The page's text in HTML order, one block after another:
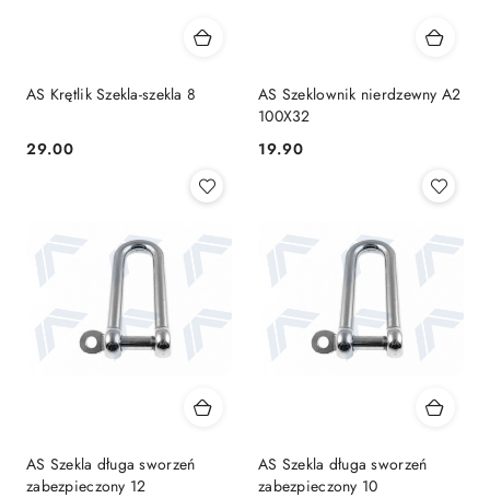
AS Krętlik Szekla-szekla 8
Cena:
29.00
AS Szeklownik nierdzewny A2
100X32
Cena:
19.90
AS Szekla długa sworzeń
zabezpieczony 12
AS Szekla długa sworzeń
zabezpieczony 10